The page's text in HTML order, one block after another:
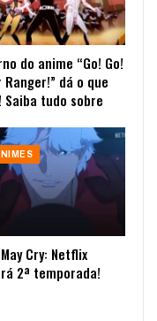
do anime “Go! Go!
Ranger!” dá o que
tudo sobre
Cry: Netflix
2ª temporada!